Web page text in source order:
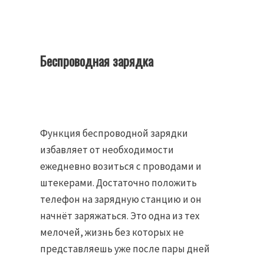
Беспроводная зарядка
Функция беспроводной зарядки
избавляет от необходимости
ежедневно возиться с проводами и
штекерами. Достаточно положить
телефон на зарядную станцию и он
начнёт заряжаться. Это одна из тех
мелочей, жизнь без которых не
представляешь уже после пары дней